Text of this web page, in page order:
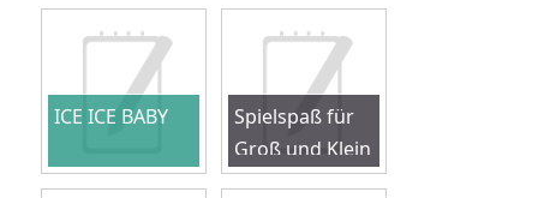
ICE ICE BABY
Spielspaß für
Groß und Klein